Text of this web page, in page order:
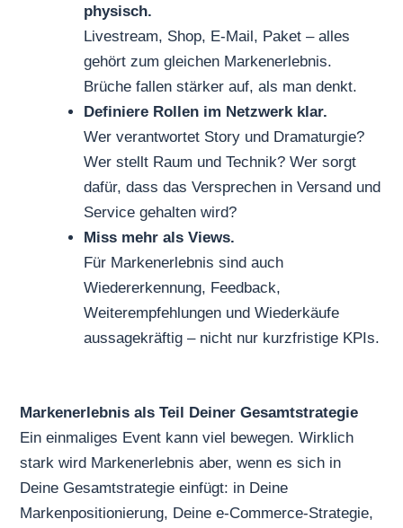
physisch.
Livestream, Shop, E-Mail, Paket – alles
gehört zum gleichen Markenerlebnis.
Brüche fallen stärker auf, als man denkt.
Definiere Rollen im Netzwerk klar.
Wer verantwortet Story und Dramaturgie?
Wer stellt Raum und Technik? Wer sorgt
dafür, dass das Versprechen in Versand und
Service gehalten wird?
Miss mehr als Views.
Für Markenerlebnis sind auch
Wiedererkennung, Feedback,
Weiterempfehlungen und Wiederkäufe
aussagekräftig – nicht nur kurzfristige KPIs.
Markenerlebnis als Teil Deiner Gesamtstrategie
Ein einmaliges Event kann viel bewegen. Wirklich
stark wird Markenerlebnis aber, wenn es sich in
Deine Gesamtstrategie einfügt: in Deine
Markenpositionierung, Deine e-Commerce-Strategie,